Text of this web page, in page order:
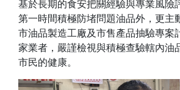
基於長期的食安把關經驗與專業風險
第一時間積極防堵問題油品外，更主
市油品製造工廠及市售產品抽驗專案
家業者，嚴謹檢視與積極查驗轄內油
市民的健康。